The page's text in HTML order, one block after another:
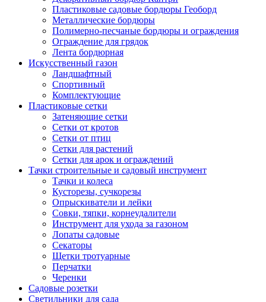
Пластиковые садовые бордюры Геоборд
Металлические бордюры
Полимерно-песчаные бордюры и ограждения
Ограждение для грядок
Лента бордюрная
Искусственный газон
Ландшафтный
Спортивный
Комплектующие
Пластиковые сетки
Затеняющие сетки
Сетки от кротов
Сетки от птиц
Сетки для растений
Сетки для арок и ограждений
Тачки строительные и садовый инструмент
Тачки и колеса
Кусторезы, сучкорезы
Опрыскиватели и лейки
Совки, тяпки, корнеудалители
Инструмент для ухода за газоном
Лопаты садовые
Секаторы
Щетки тротуарные
Перчатки
Черенки
Садовые розетки
Светильники для сада